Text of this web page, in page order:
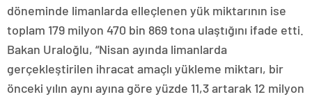
döneminde limanlarda elleçlenen yük miktarının ise
toplam 179 milyon 470 bin 869 tona ulaştığını ifade etti.
Bakan Uraloğlu, “Nisan ayında limanlarda
gerçekleştirilen ihracat amaçlı yükleme miktarı, bir
önceki yılın aynı ayına göre yüzde 11,3 artarak 12 milyon